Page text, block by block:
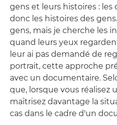
gens et leurs histoires :
donc les histoires des
gens, mais je cherche les
quand leurs yeux
leur ai pas demandé de
portrait, cette approche
avec un documentaire.
que, lorsque vous réalisez
maîtrisez davantage la
cas dans le cadre d'un